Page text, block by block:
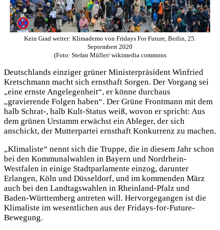
Kein Grad weiter: Klimademo von Fridays For Future, Berlin, 25.
Septembert 2020
(Foto: Stefan Müller/ wikimedia commons
Deutschlands einziger grüner Ministerpräsident Winfried
Kretschmann macht sich ernsthaft Sorgen. Der Vorgang sei
„eine ernste Angelegenheit“, er könne durchaus
„gravierende Folgen haben“. Der Grüne Frontmann mit dem
halb Schrat-, halb Kult-Status weiß, wovon er spricht: Aus
dem grünen Urstamm erwächst ein Ableger, der sich
anschickt, der Mutterpartei ernsthaft Konkurrenz zu machen.
„Klimaliste“ nennt sich die Truppe, die in diesem Jahr schon
bei den Kommunalwahlen in Bayern und Nordrhein-
Westfalen in einige Stadtparlamente einzog, darunter
Erlangen, Köln und Düsseldorf, und im kommenden März
auch bei den Landtagswahlen in Rheinland-Pfalz und
Baden-Württemberg antreten will. Hervorgegangen ist die
Klimaliste im wesentlichen aus der Fridays-for-Future-
Bewegung.